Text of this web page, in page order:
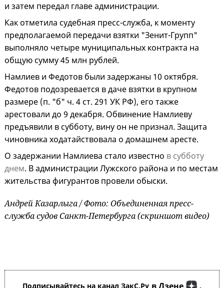
и затем передал главе администрации.
Как отметила судебная пресс-служба, к моменту
предполагаемой передачи взятки "Зенит-Групп"
выполняло четыре муниципальных контракта на
общую сумму 45 млн рублей.
Намлиев и Федотов были задержаны 10 октября.
Федотов подозревается в даче взятки в крупном
размере (п. "б" ч. 4 ст. 291 УК РФ), его также
арестовали до 9 декабря. Обвинение Намлиеву
предъявили в субботу, вину он не признал. Защита
чиновника ходатайствовала о домашнем аресте.
О задержании Намлиева стало известно в субботу
днем. В администрации Лужского района и по местам
жительства фигурантов провели обыски.
Андрей Казарлыга / Фото: Объединенная пресс-
служба судов Санкт-Петербурга (скриншот видео)
Подписывайтесь на канал ЗакС.Ру ,